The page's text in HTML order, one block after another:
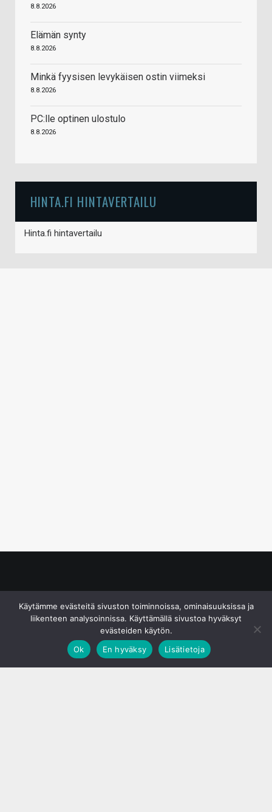
8.8.2026
Elämän synty
8.8.2026
Minkä fyysisen levykäisen ostin viimeksi
8.8.2026
PC:lle optinen ulostulo
8.8.2026
HINTA.FI HINTAVERTAILU
Hinta.fi hintavertailu
Käytämme evästeitä sivuston toiminnoissa, ominaisuuksissa ja
liikenteen analysoinnissa. Käyttämällä sivustoa hyväksyt
evästeiden käytön.
Ok
En hyväksy Lisätietoja